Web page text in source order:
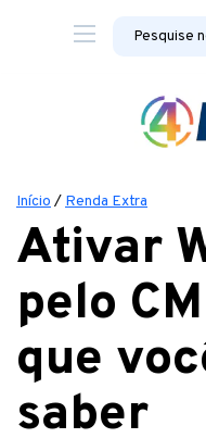
Início / Renda Extra
Ativar
pelo
que
saber